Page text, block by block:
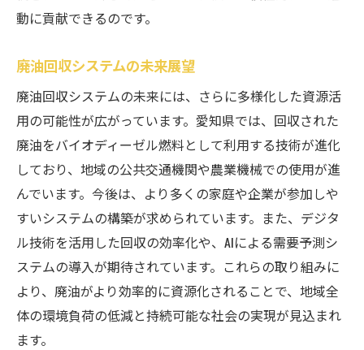
動に貢献できるのです。
廃油回収システムの未来展望
廃油回収システムの未来には、さらに多様化した資源活
用の可能性が広がっています。愛知県では、回収された
廃油をバイオディーゼル燃料として利用する技術が進化
しており、地域の公共交通機関や農業機械での使用が進
んでいます。今後は、より多くの家庭や企業が参加しや
すいシステムの構築が求められています。また、デジタ
ル技術を活用した回収の効率化や、AIによる需要予測シ
ステムの導入が期待されています。これらの取り組みに
より、廃油がより効率的に資源化されることで、地域全
体の環境負荷の低減と持続可能な社会の実現が見込まれ
ます。